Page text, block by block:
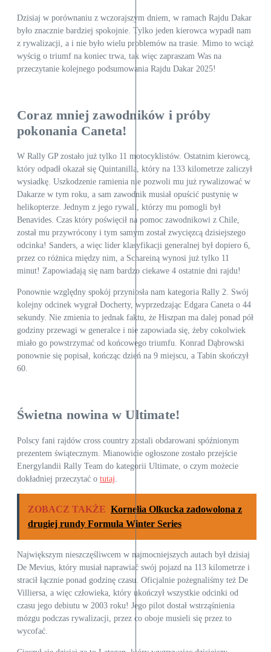
Dzisiaj w porównaniu z wczorajszym dniem, w ramach Rajdu Dakar
było znacznie bardziej spokojnie. Tylko jeden kierowca wypadł nam
z rywalizacji, a i nie było wielu problemów na trasie. Mimo to wciąż
wyścig o triumf na koniec trwa, tak więc zapraszam Was na
przeczytanie kolejnego podsumowania Rajdu Dakar 2025!
Coraz mniej zawodników i próby
pokonania Caneta!
W Rally GP zostało już tylko 11 motocyklistów. Ostatnim kierowcą,
który odpadł okazał się Quintanilla, który na 133 kilometrze zaliczył
wysiadkę. Uszkodzenie ramienia nie pozwoli mu już rywalizować w
Dakarze w tym roku, a sam zawodnik musiał opuścić pustynię w
helikopterze. Jednym z jego rywali, którzy mu pomogli był
Benavides. Czas który poświęcił na pomoc zawodnikowi z Chile,
został mu przywrócony i tym samym został zwycięzcą dzisiejszego
odcinka! Sanders, a więc lider klasyfikacji generalnej był dopiero 6,
przez co różnica między nim, a Schareiną wynosi już tylko 11
minut! Zapowiadają się nam bardzo ciekawe 4 ostatnie dni rajdu!
Ponownie względny spokój przyniosła nam kategoria Rally 2. Swój
kolejny odcinek wygrał Docherty, wyprzedzając Edgara Caneta o 44
sekundy. Nie zmienia to jednak faktu, że Hiszpan ma dalej ponad pół
godziny przewagi w generalce i nie zapowiada się, żeby cokolwiek
miało go powstrzymać od końcowego triumfu. Konrad Dąbrowski
ponownie się popisał, kończąc dzień na 9 miejscu, a Tabin skończył
60.
Świetna nowina w Ultimate!
Polscy fani rajdów cross country zostali obdarowani spóźnionym
prezentem świątecznym. Mianowicie ogłoszone zostało przejście
Energylandii Rally Team do kategorii Ultimate, o czym możecie
dokładniej przeczytać o tutaj
ZOBACZ TAKŻE Kornelia Olkucka zadowolona z
drugiej rundy Formula Winter Series
Największym nieszczęśliwcem w najmocniejszych autach był dzisiaj
De Mevius, który musiał naprawiać swój pojazd na 113 kilometrze i
stracił łącznie ponad godzinę czasu. Oficjalnie pożegnaliśmy też De
Villiersa, a więc człowieka, który ukończył wszystkie odcinki od
czasu jego debiutu w 2003 roku! Jego pilot dostał wstrząśnienia
mózgu podczas rywalizacji, przez co oboje musieli się przez to
wycofać.